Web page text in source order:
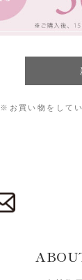
※お買い物をして